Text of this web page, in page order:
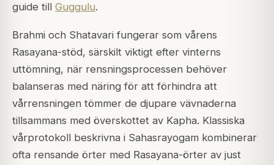
guide till Guggulu.
Brahmi och Shatavari fungerar som vårens
Rasayana-stöd, särskilt viktigt efter vinterns
uttömning, när rensningsprocessen behöver
balanseras med näring för att förhindra att
vårrensningen tömmer de djupare vävnaderna
tillsammans med överskottet av Kapha. Klassiska
vårprotokoll beskrivna i Sahasrayogam kombinerar
ofta rensande örter med Rasayana-örter av just